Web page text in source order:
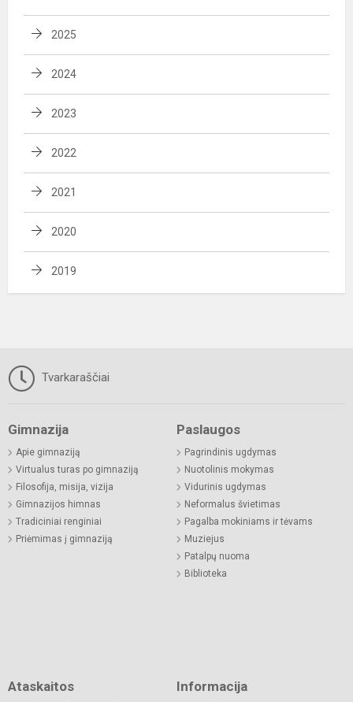
2025
2024
2023
2022
2021
2020
2019
Tvarkaraščiai
Gimnazija
Apie gimnaziją
Virtualus turas po gimnaziją
Filosofija, misija, vizija
Gimnazijos himnas
Tradiciniai renginiai
Priėmimas į gimnaziją
Paslaugos
Pagrindinis ugdymas
Nuotolinis mokymas
Vidurinis ugdymas
Neformalus švietimas
Pagalba mokiniams ir tėvams
Muziejus
Patalpų nuoma
Biblioteka
Ataskaitos Informacija